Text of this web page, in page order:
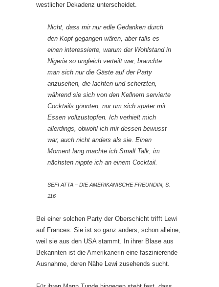
westlicher Dekadenz unterscheidet.
Nicht, dass mir nur edle Gedanken durch
den Kopf gegangen wären, aber falls es
einen interessierte, warum der Wohlstand in
Nigeria so ungleich verteilt war, brauchte
man sich nur die Gäste auf der Party
anzusehen, die lachten und scherzten,
während sie sich von den Kellnern servierte
Cocktails gönnten, nur um sich später mit
Essen vollzustopfen. Ich verhielt mich
allerdings, obwohl ich mir dessen bewusst
war, auch nicht anders als sie. Einen
Moment lang machte ich Small Talk, im
nächsten nippte ich an einem Cocktail.
SEFI ATTA – DIE AMERIKANISCHE FREUNDIN, S.
116
Bei einer solchen Party der Oberschicht trifft Lewi
auf Frances. Sie ist so ganz anders, schon alleine,
weil sie aus den USA stammt. In ihrer Blase aus
Bekannten ist die Amerikanerin eine faszinierende
Ausnahme, deren Nähe Lewi zusehends sucht.